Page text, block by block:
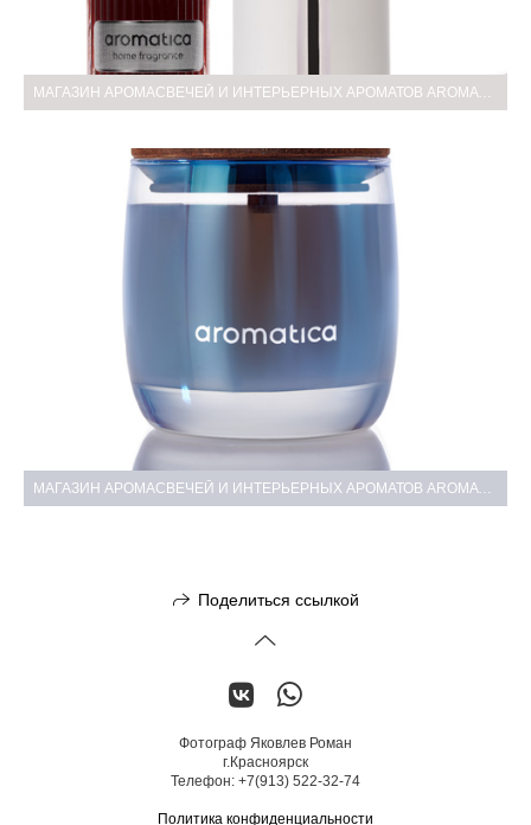
МАГАЗИН АРОМАСВЕЧЕЙ И ИНТЕРЬЕРНЫХ АРОМАТОВ AROMATICA.STORE — ПЕРВАЯ СЪЁМКА
МАГАЗИН АРОМАСВЕЧЕЙ И ИНТЕРЬЕРНЫХ АРОМАТОВ AROMATICA.STORE — ВТОРАЯ СЪЁМКА
Поделиться ссылкой
Фотограф Яковлев Роман
г.Красноярск
Телефон: +7(913) 522-32-74
Политика конфиденциальности